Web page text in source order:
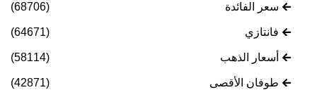
سعر الفائدة (68706)
فانتازي (64671)
أسعار الذهب (58114)
طوفان الأقصى (42871)